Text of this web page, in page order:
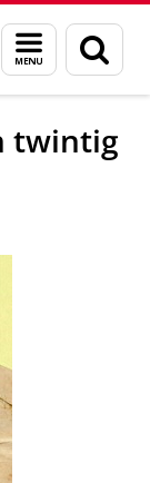
Menu
en
zoeken
twintig